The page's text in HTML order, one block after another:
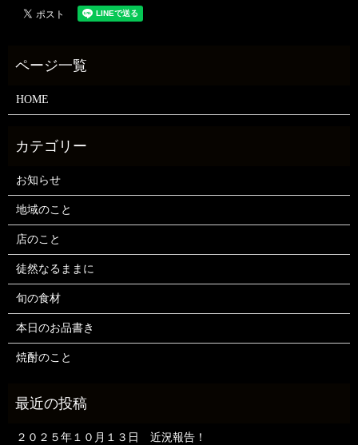
HOME
お知らせ
地域のこと
店のこと
徒然なるままに
旬の食材
本日のお品書き
焼酎のこと
２０２５年１０月１３日 近況報告！